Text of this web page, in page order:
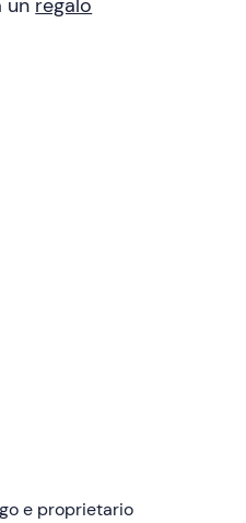
e proprietario